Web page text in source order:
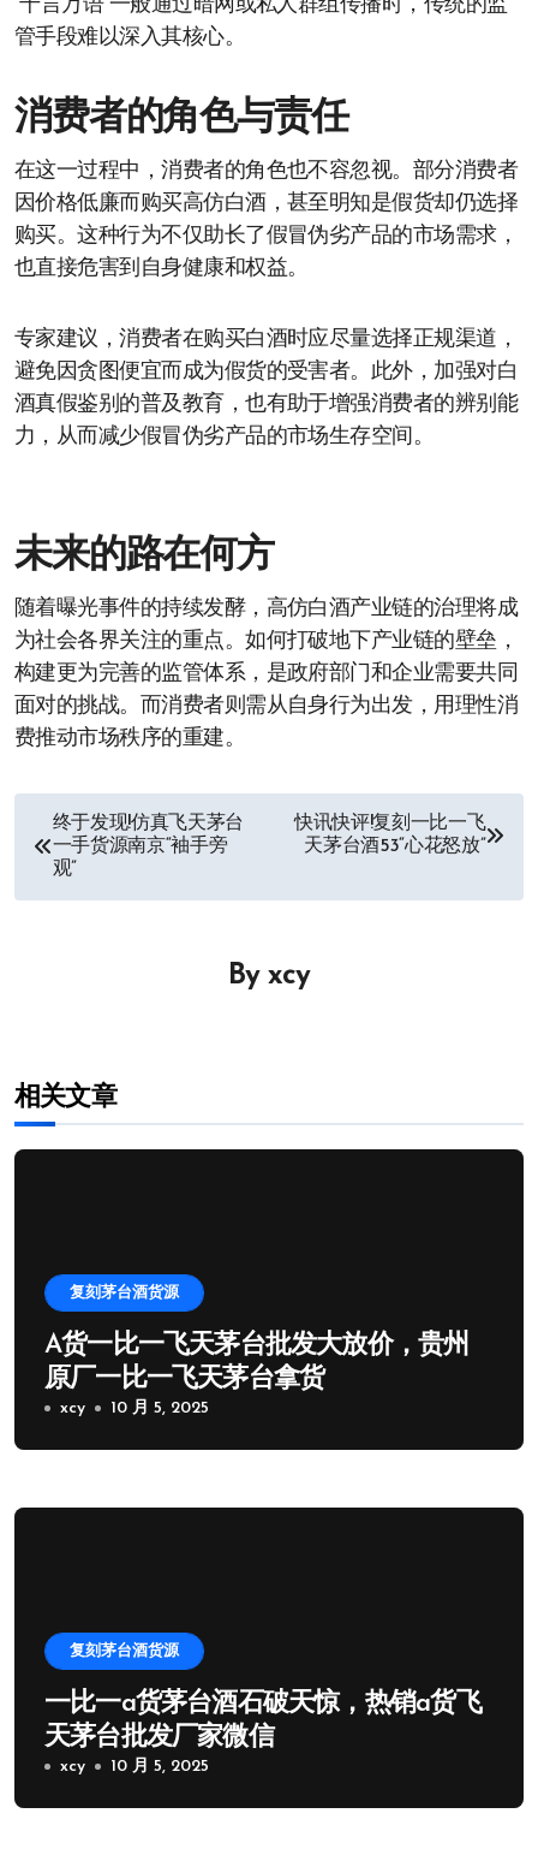
“千言万语”一般通过暗网或私人群组传播时，传统的监
管手段难以深入其核心。
消费者的角色与责任
在这一过程中，消费者的角色也不容忽视。部分消费者
因价格低廉而购买高仿白酒，甚至明知是假货却仍选择
购买。这种行为不仅助长了假冒伪劣产品的市场需求，
也直接危害到自身健康和权益。
专家建议，消费者在购买白酒时应尽量选择正规渠道，
避免因贪图便宜而成为假货的受害者。此外，加强对白
酒真假鉴别的普及教育，也有助于增强消费者的辨别能
力，从而减少假冒伪劣产品的市场生存空间。
未来的路在何方
随着曝光事件的持续发酵，高仿白酒产业链的治理将成
为社会各界关注的重点。如何打破地下产业链的壁垒，
构建更为完善的监管体系，是政府部门和企业需要共同
面对的挑战。而消费者则需从自身行为出发，用理性消
费推动市场秩序的重建。
终于发现!仿真飞天茅台
一手货源南京“袖手旁
观”
快讯快评!复刻一比一飞
天茅台酒53“心花怒放”
By xcy
相关文章
复刻茅台酒货源
A货一比一飞天茅台批发大放价，贵州
原厂一比一飞天茅台拿货
xcy 10 月 5, 2025
复刻茅台酒货源
一比一a货茅台酒石破天惊，热销a货飞
天茅台批发厂家微信
xcy 10 月 5, 2025